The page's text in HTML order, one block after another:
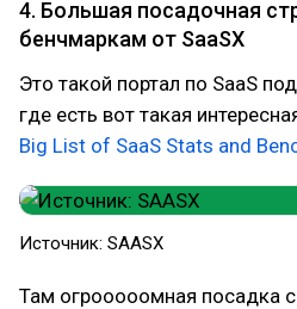
4. Большая посадочная
бенчмаркам от SaaSX
Это такой портал по SaaS
где есть вот такая
Big List of SaaS Stats and
Источник: SAASX
Там огрооооомная посадка